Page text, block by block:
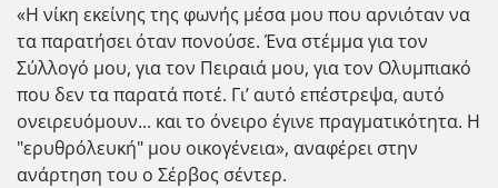
«Η νίκη εκείνης της φωνής μέσα μου που αρνιόταν να
τα παρατήσει όταν πονούσε. Ένα στέμμα για τον
Σύλλογό μου, για τον Πειραιά μου, για τον Ολυμπιακό
που δεν τα παρατά ποτέ. Γι’ αυτό επέστρεψα, αυτό
ονειρευόμουν... και το όνειρο έγινε πραγματικότητα. Η
"ερυθρόλευκή" μου οικογένεια», αναφέρει στην
ανάρτηση του ο Σέρβος σέντερ.